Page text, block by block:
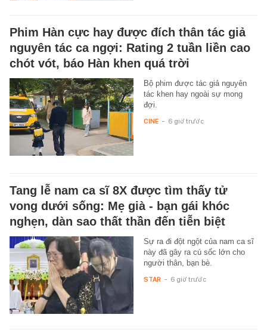
Phim Hàn cực hay được đích thân tác giả
nguyên tác ca ngợi: Rating 2 tuần liền cao
chót vót, báo Hàn khen quá trời
Bộ phim được tác giả nguyên
tác khen hay ngoài sự mong
đợi.
CINE - 6 giờ trước
Tang lễ nam ca sĩ 8X được tìm thấy tử
vong dưới sống: Mẹ già - bạn gái khóc
nghẹn, dàn sao thất thần đến tiễn biệt
Sự ra đi đột ngột của nam ca sĩ
này đã gây ra cú sốc lớn cho
người thân, bạn bè.
STAR - 6 giờ trước